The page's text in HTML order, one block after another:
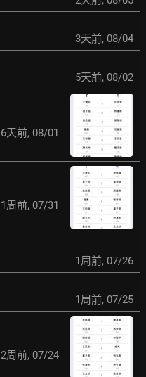
3天前, 08/04
5天前, 08/02
6天前, 08/01
1周前, 07/31
1周前, 07/26
1周前, 07/25
2周前, 07/24